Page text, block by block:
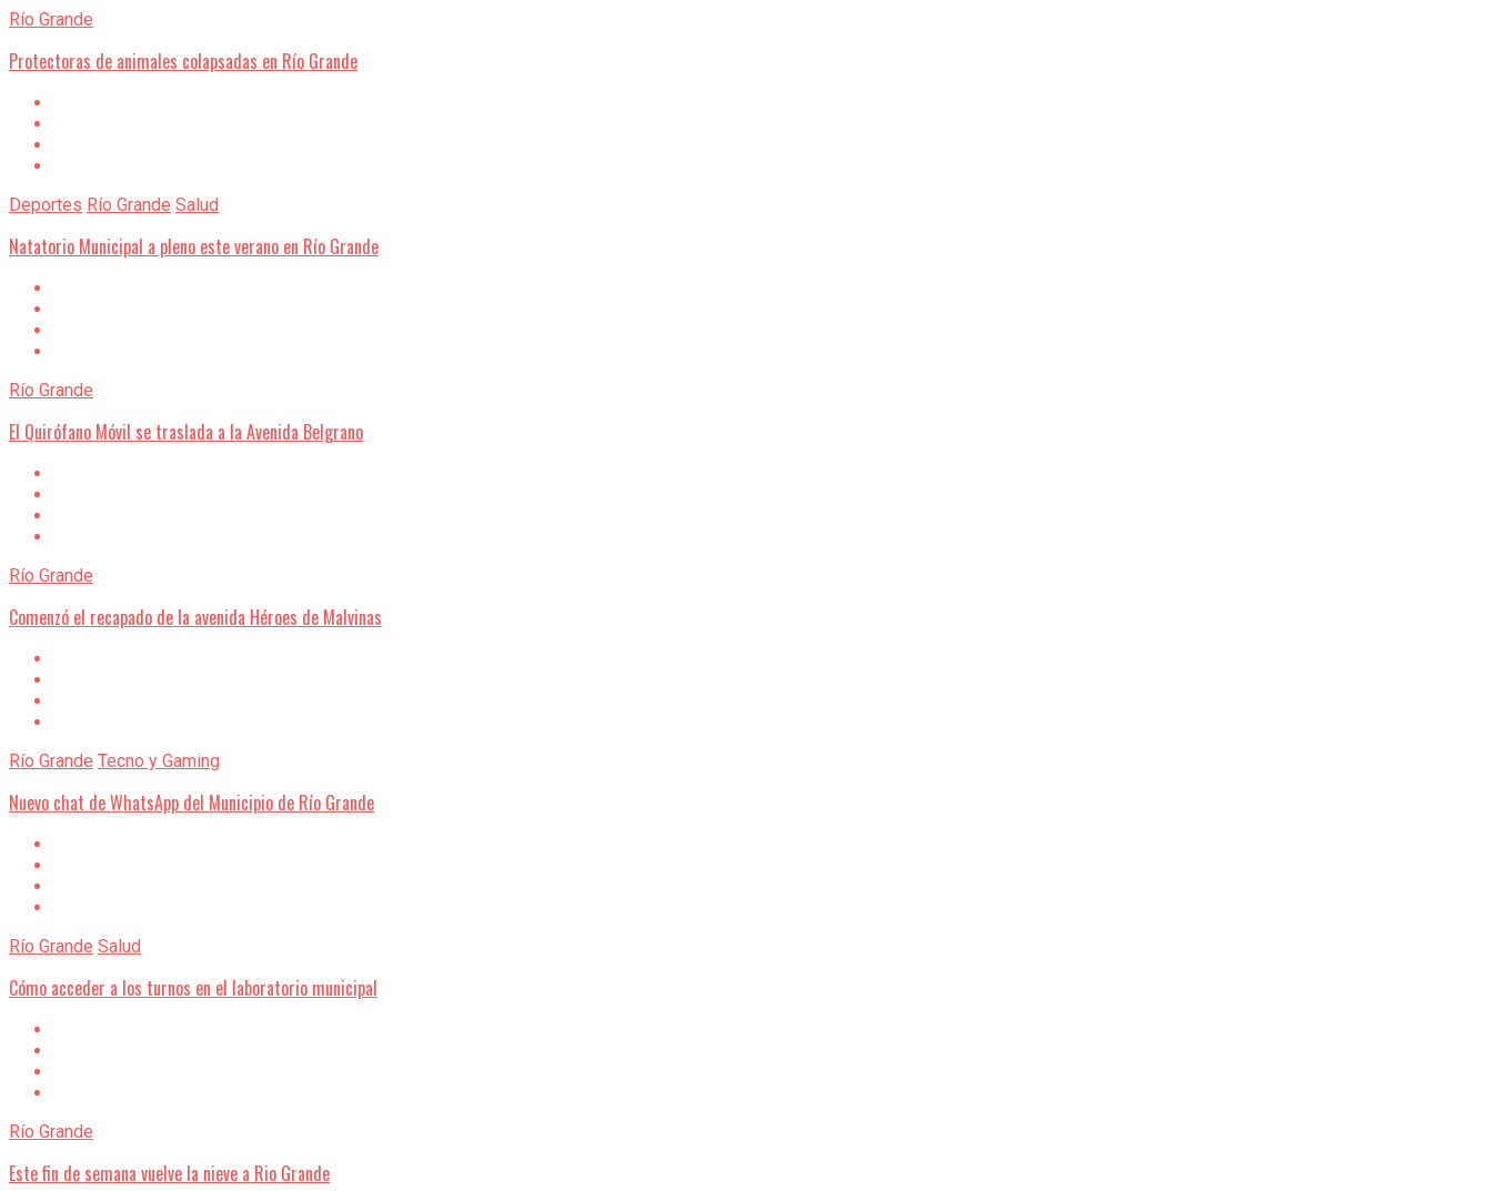
Río Grande
Protectoras de animales colapsadas en Río Grande
Deportes Río Grande Salud
Natatorio Municipal a pleno este verano en Río Grande
Río Grande
El Quirófano Móvil se traslada a la Avenida Belgrano
Río Grande
Comenzó el recapado de la avenida Héroes de Malvinas
Río Grande Tecno y Gaming
Nuevo chat de WhatsApp del Municipio de Río Grande
Río Grande Salud
Cómo acceder a los turnos en el laboratorio municipal
Río Grande
Este fin de semana vuelve la nieve a Rio Grande